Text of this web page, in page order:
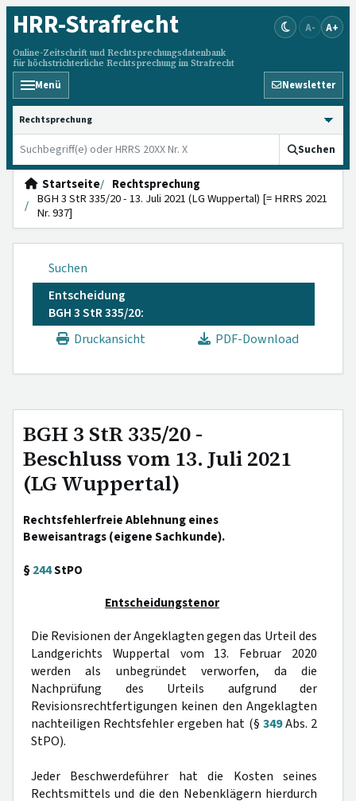
HRR-Strafrecht
Online-Zeitschrift und Rechtsprechungsdatenbank
für höchstrichterliche Rechtsprechung im Strafrecht
A- A+
Menü Newsletter
HRRS durchsuchen
Suchen
Startseite
Rechtsprechung
BGH 3 StR 335/20 - 13. Juli 2021 (LG Wuppertal) [= HRRS 2021
Nr. 937]
Suchen
Entscheidung
BGH 3 StR 335/20:
Druckansicht
PDF-Download
BGH 3 StR 335/20 -
Beschluss vom 13. Juli 2021
(LG Wuppertal)
Rechtsfehlerfreie Ablehnung eines
Beweisantrags (eigene Sachkunde).
§244StPO
Entscheidungstenor
Die Revisionen der Angeklagten gegen das Urteil des
Landgerichts Wuppertal vom 13. Februar 2020
werden als unbegründet verworfen, da die
Nachprüfung des Urteils aufgrund der
Revisionsrechtfertigungen keinen den Angeklagten
nachteiligen Rechtsfehler ergeben hat (§ 349Abs. 2
StPO).
Jeder Beschwerdeführer hat die Kosten seines
Rechtsmittels und die den Nebenklägern hierdurch